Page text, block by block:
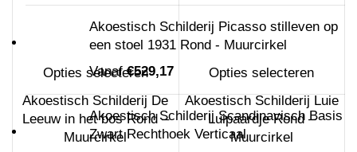
Opties selecteren
Akoestisch Schilderij De
Leeuw in het bos Rond –
Muurcirkel
Opties selecteren
Akoestisch Schilderij Luie
Luipaardje Rond –
Muurcirkel
Akoestisch Schilderij Picasso stilleven op
een stoel 1931 Rond - Muurcirkel
Vanaf€529,17
Akoestisch Schilderij Scandinavisch Basis
Zwart Rechthoek Verticaal